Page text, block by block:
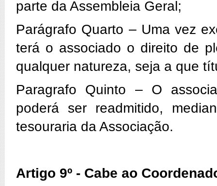
parte da Assembleia Geral;
Parágrafo Quarto – Uma vez
terá o associado o direito de
qualquer natureza, seja a que
Paragrafo Quinto – O
poderá ser readmitido,
tesouraria da Associação.
Artigo 9º - Cabe ao